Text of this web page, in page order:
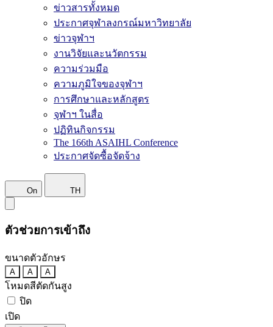
ข่าวสารทั้งหมด
ประกาศจุฬาลงกรณ์มหาวิทยาลัย
ข่าวจุฬาฯ
งานวิจัยและนวัตกรรม
ความร่วมมือ
ความภูมิใจของจุฬาฯ
การศึกษาและหลักสูตร
จุฬาฯ ในสื่อ
ปฏิทินกิจกรรม
The 166th ASAIHL Conference
ประกาศจัดซื้อจัดจ้าง
On TH
ตัวช่วยการเข้าถึง
ขนาดตัวอักษร
A A A
โหมดสีตัดกันสูง
ปิด
เปิด